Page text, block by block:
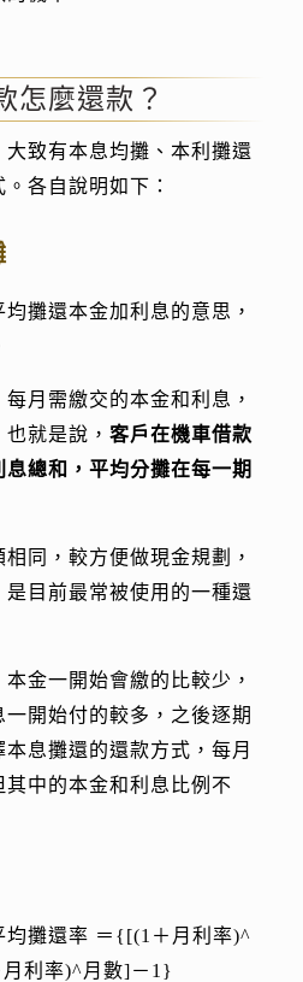
怎麼還款？
致有本息均攤、本利攤還
各自說明如下：
攤還本金加利息的意思，
月需繳交的本金和利息，
也就是說，客戶在機車借款
總和，平均分攤在每一期
同，較方便做現金規劃，
目前最常被使用的一種還
金一開始會繳的比較少，
開始付的較多，之後逐期
息攤還的還款方式，每月
中的本金和利息比例不
均攤還率 ＝{[(1＋月利率)^
利率)^月數]－1}